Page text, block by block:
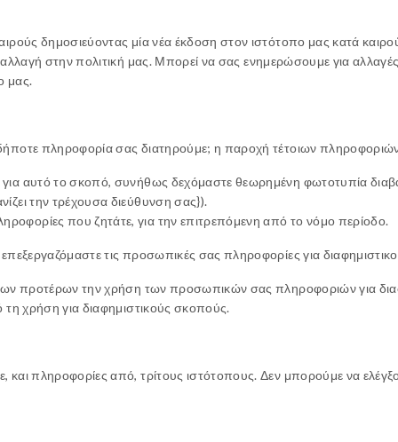
δημοσιεύοντας μία νέα έκδοση στον ιστότοπο μας κατά
αλλαγή στην πολιτική μας. Μπορεί να σας ενημερώσουμε για
μας.
πληροφορία σας διατηρούμε; η παροχή τέτοιων
αυτό το σκοπό, συνήθως δεχόμαστε θεωρημένη φωτοτυπία
την τρέχουσα διεύθυνση σας}).
που ζητάτε, για την επιτρεπόμενη από το νόμο περίοδο.
τις προσωπικές σας πληροφορίες για
προτέρων την χρήση των προσωπικών σας πληροφοριών για
χρήση για διαφημιστικούς σκοπούς.
πληροφορίες από, τρίτους ιστότοπους. Δεν μπορούμε να